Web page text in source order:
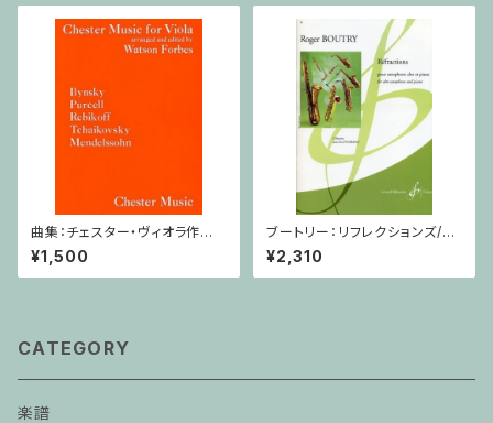
曲集：チェスター・ヴィオラ作品
集 / ヴィオラ・ピアノ
¥1,500
ブートリー：リフレクションズ/サ
クソフォーン・ピアノ
¥2,310
CATEGORY
楽譜